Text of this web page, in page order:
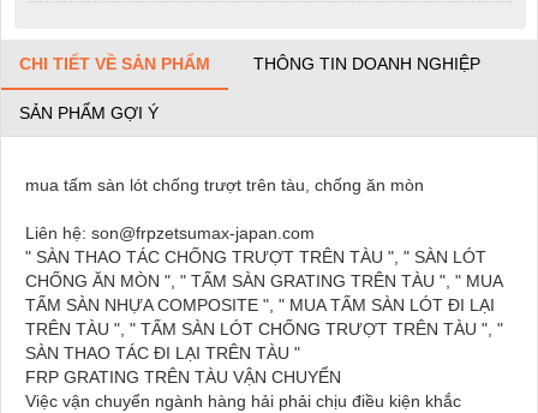
CHI TIẾT VỀ SẢN PHẨM THÔNG TIN DOANH NGHIỆP
SẢN PHẨM GỢI Ý
mua tấm sàn lót chống trượt trên tàu, chống ăn mòn
Liên hệ: son@frpzetsumax-japan.com
" SÀN THAO TÁC CHỐNG TRƯỢT TRÊN TÀU ", " SÀN LÓT
CHỐNG ĂN MÒN ", " TẤM SÀN GRATING TRÊN TÀU ", " MUA
TẤM SÀN NHỰA COMPOSITE ", " MUA TẤM SÀN LÓT ĐI LẠI
TRÊN TÀU ", " TẤM SÀN LÓT CHỐNG TRƯỢT TRÊN TÀU ", "
SÀN THAO TÁC ĐI LẠI TRÊN TÀU "
FRP GRATING TRÊN TÀU VẬN CHUYỂN
Việc vận chuyển ngành hàng hải phải chịu điều kiện khắc